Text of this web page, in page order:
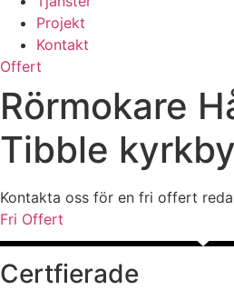
Projekt
Kontakt
Offert
Rörmokare
Tibble kyrkby
Kontakta oss för en fri offert
Fri Offert
Certfierade